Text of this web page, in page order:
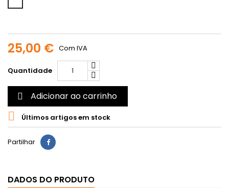
25,00 € Com IVA
Quantidade
 Adicionar ao carrinho
 Últimos artigos em stock
Partilhar
DADOS DO PRODUTO